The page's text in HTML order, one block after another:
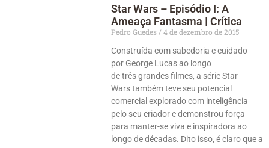
Star Wars – Episódio I: A
Ameaça Fantasma | Crítica
Pedro Guedes
4 de dezembro de 2015
Construída com sabedoria e cuidado
por George Lucas ao longo
de três grandes filmes, a série Star
Wars também teve seu potencial
comercial explorado com inteligência
pelo seu criador e demonstrou força
para manter-se viva e inspiradora ao
longo de décadas. Dito isso, é claro que a